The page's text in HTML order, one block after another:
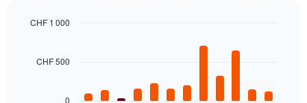
with
0
CHF 500
CHF 1 000